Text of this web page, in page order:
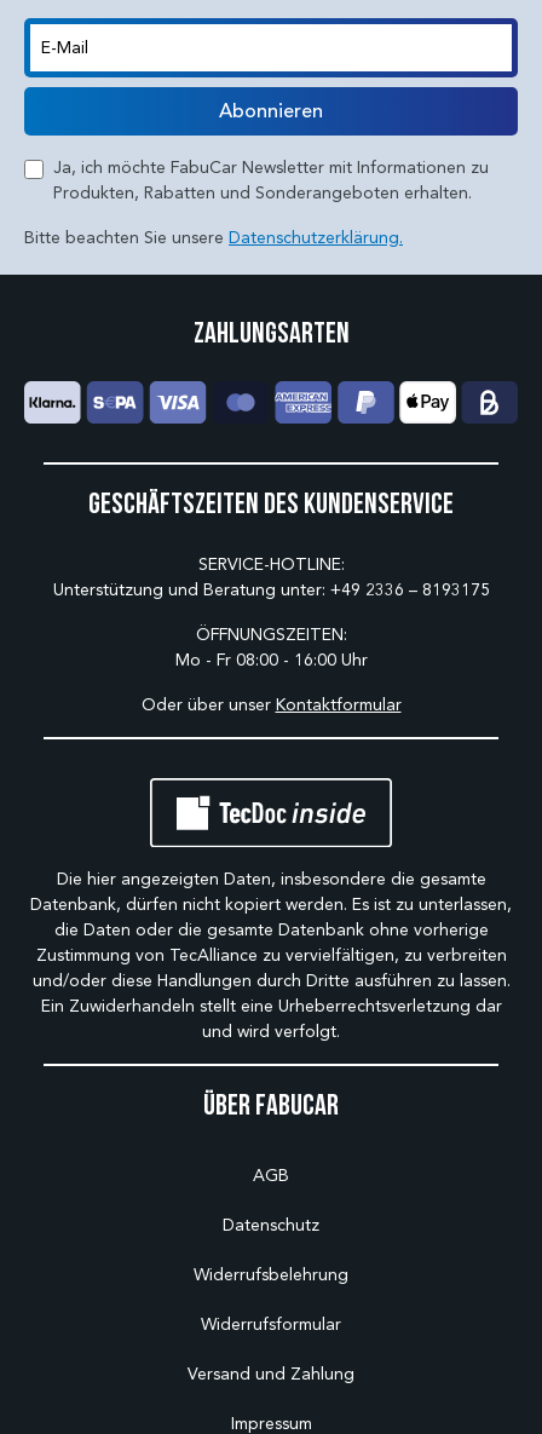
E-Mail
Abonnieren
Ja, ich möchte FabuCar Newsletter mit Informationen zu
Produkten, Rabatten und Sonderangeboten erhalten.
Bitte beachten Sie unsere Datenschutzerklärung.
Über Fabucar
AGB
Datenschutz
Widerrufsbelehrung
Widerrufsformular
Versand und Zahlung
Impressum
Geschäftszeiten des Kundenservice
SERVICE-HOTLINE:
Unterstützung und Beratung unter: +49 2336 – 8193175
ÖFFNUNGSZEITEN:
Mo - Fr 08:00 - 16:00 Uhr
Oder über unser Kontaktformular
Zahlungsarten
Die hier angezeigten Daten, insbesondere die gesamte
Datenbank, dürfen nicht kopiert werden. Es ist zu unterlassen,
die Daten oder die gesamte Datenbank ohne vorherige
Zustimmung von TecAlliance zu vervielfältigen, zu verbreiten
und/oder diese Handlungen durch Dritte ausführen zu lassen.
Ein Zuwiderhandeln stellt eine Urheberrechtsverletzung dar
und wird verfolgt.